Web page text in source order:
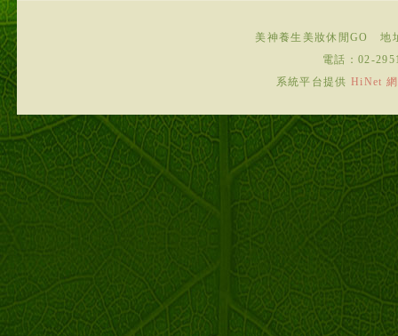
美神養生美妝休閒GO
地
電話： 02-
系統平台提供HiNet